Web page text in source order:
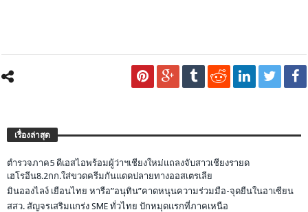
เรื่องล่าสุด
ตำรวจภาค5 ดีเอสไอพร้อมผู้ว่าฯเชียงใหม่แถลงจับสาวเชียงรายด
เฮโรอีน8.2กก.ใส่ขวดครีมกันแดดปลายทางออสเตรเลีย
มินอองไลง์ เยือนไทย หารือ”อนุทิน”คาดหนุนความร่วมมือ-จุดยืนในอาเซียน
สสว. สัญจรเสริมแกร่ง SME ทั่วไทย ปักหมุดแรกที่ภาคเหนือ